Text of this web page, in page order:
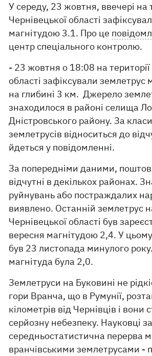
У середу, 23 жовтня, ввечері на
Чернівецької області
магнітудою 3.1. Про це
центр спеціального контролю.
- 23 жовтня о 18:08 на території
області зафіксували землетрус
на глибині 3 км. Джерело
знаходилося в районі селища
Дністровського району. За
землетрусів відноситься до
йдеться у повідомленні.
За попередніми даними,
відчутні в декількох районах.
руйнувань або постраждалих
виявлено. Останній землетрус
Чернівецької області був
вересня магнітудою 2,4. У
був 23 листопада минулого
магнітуда була 2,0.
Землетруси на Буковині не
гори Вранча, що в Румунії,
кілометрів від Чернівців і вони
серйозну небезпеку. Науковці
середньостатистична перерва
вранчівськими землетрусами -